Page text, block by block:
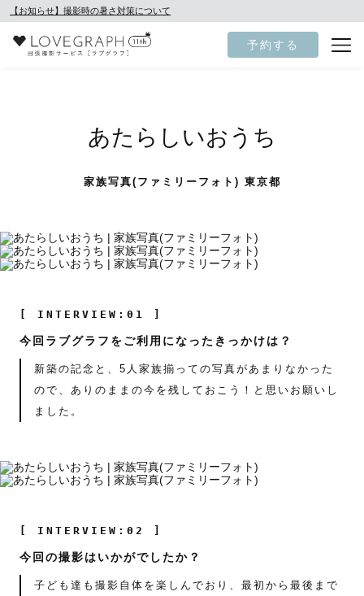
【お知らせ】撮影時の暑さ対策について
予約する
あたらしいおうち
家族写真(ファミリーフォト) 東京都
[ INTERVIEW:01 ]
今回ラブグラフをご利用になったきっかけは？
新築の記念と、5人家族揃っての写真があまりなかった
ので、ありのままの今を残しておこう！と思いお願いし
ました。
[ INTERVIEW:02 ]
今回の撮影はいかがでしたか？
子ども達も撮影自体を楽しんでおり、最初から最後まで